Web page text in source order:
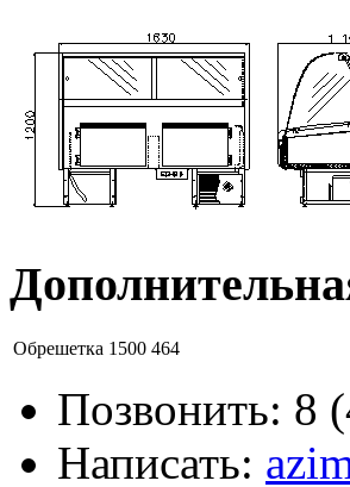
Обрешетка 1500 464
Позвонить: 8
Написать: